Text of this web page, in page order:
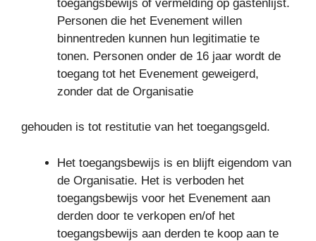
toegangsbewijs of vermelding op gastenlijst.
Personen die het Evenement willen
binnentreden kunnen hun legitimatie te
tonen. Personen onder de 16 jaar wordt de
toegang tot het Evenement geweigerd,
zonder dat de Organisatie
gehouden is tot restitutie van het toegangsgeld.
Het toegangsbewijs is en blijft eigendom van
de Organisatie. Het is verboden het
toegangsbewijs voor het Evenement aan
derden door te verkopen en/of het
toegangsbewijs aan derden te koop aan te